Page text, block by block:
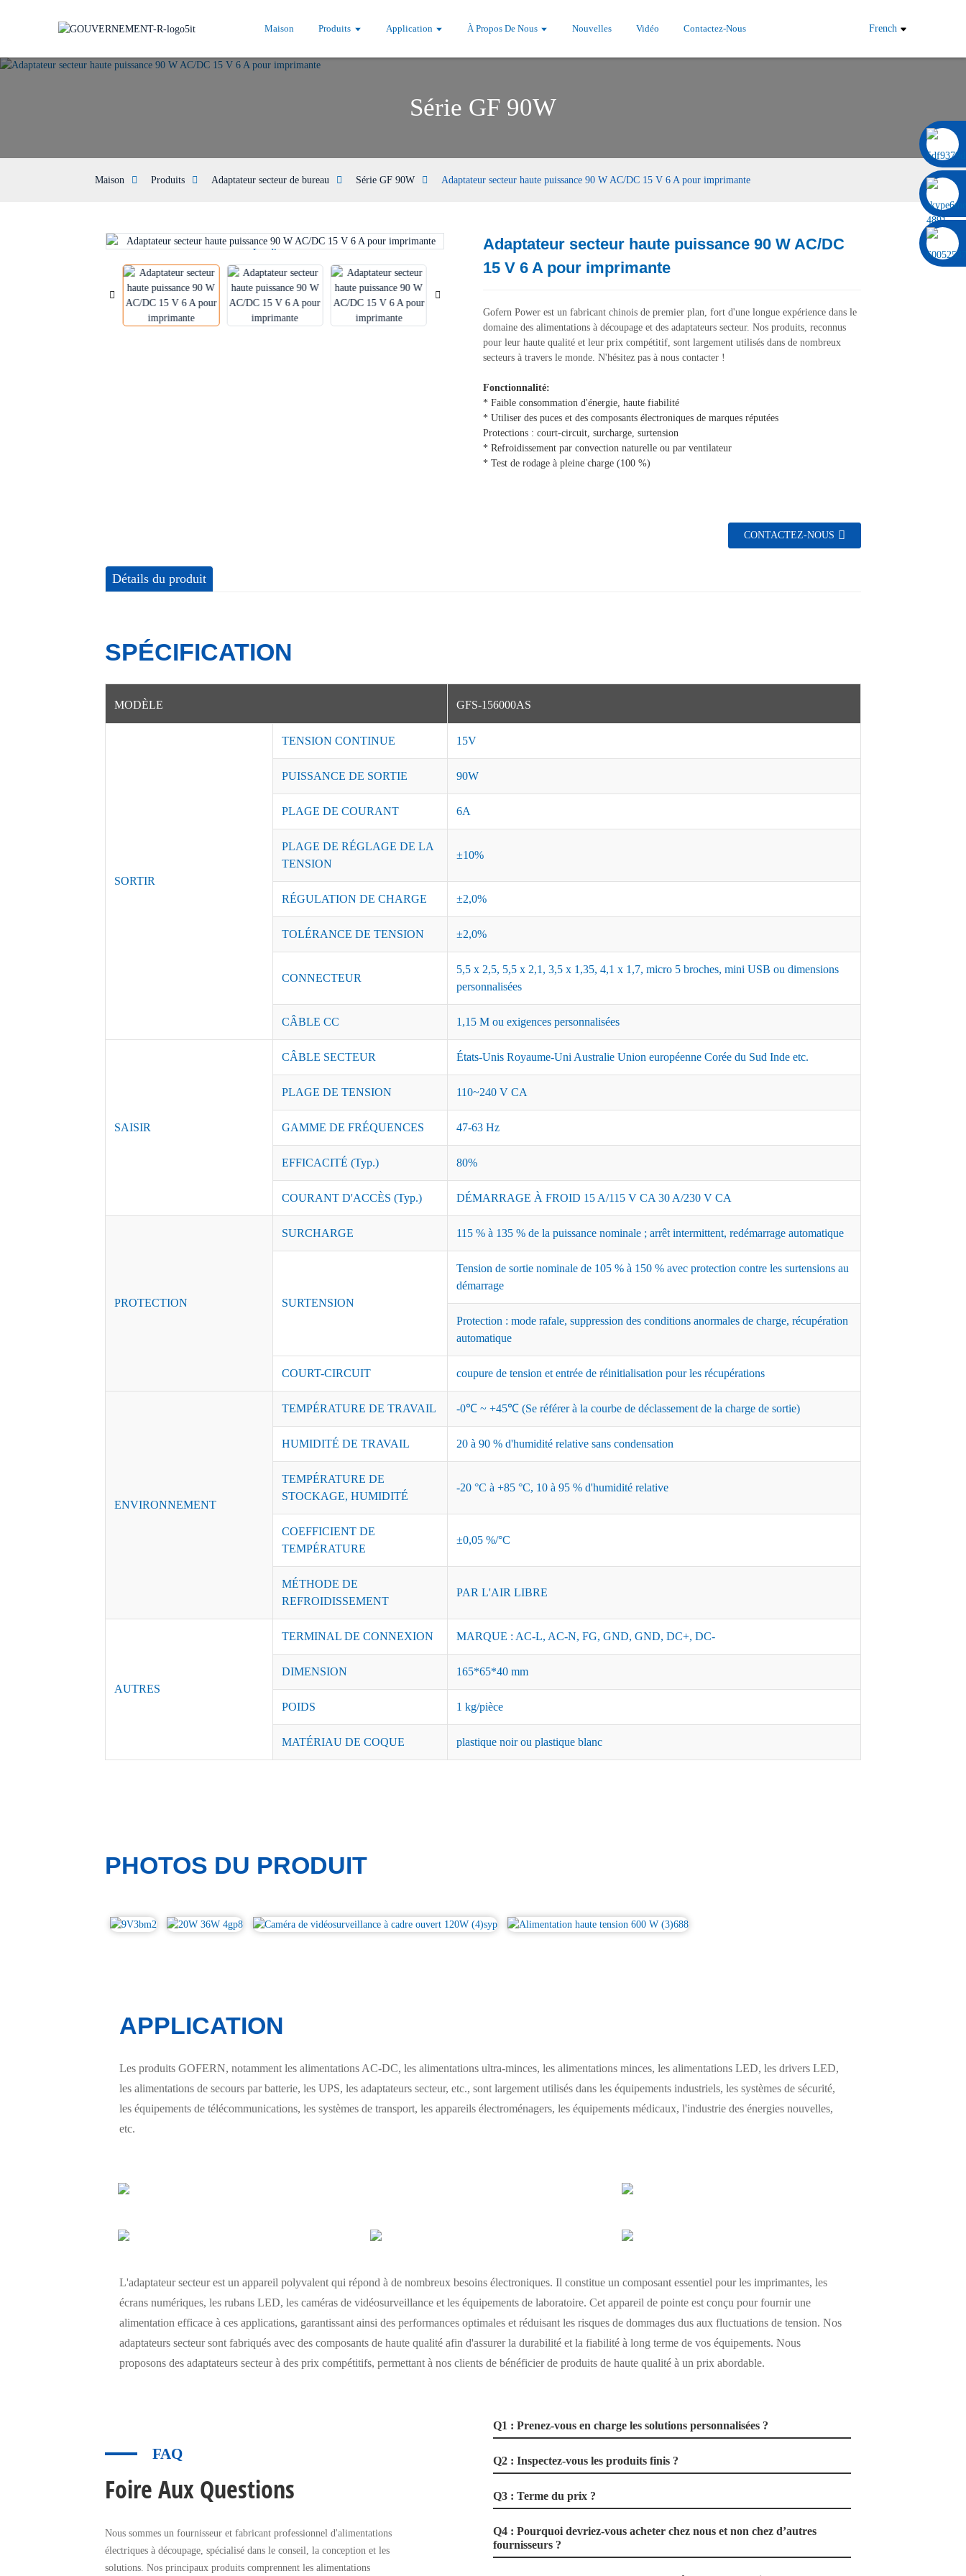
Maison Produits Application À Propos De Nous Nouvelles Vidéo Contactez-Nous French
Série GF 90W
Maison Produits Adaptateur secteur de bureau Série GF 90W Adaptateur secteur haute puissance 90 W AC/DC 15 V 6 A pour imprimante
Loading...
Loading... Loading...
Loading...
Adaptateur secteur haute puissance 90 W AC/DC
15 V 6 A pour imprimante
Gofern Power est un fabricant chinois de premier plan, fort d'une longue expérience dans le
domaine des alimentations à découpage et des adaptateurs secteur. Nos produits, reconnus
pour leur haute qualité et leur prix compétitif, sont largement utilisés dans de nombreux
secteurs à travers le monde. N'hésitez pas à nous contacter !
Fonctionnalité:
* Faible consommation d'énergie, haute fiabilité
* Utiliser des puces et des composants électroniques de marques réputées
Protections : court-circuit, surcharge, surtension
* Refroidissement par convection naturelle ou par ventilateur
* Test de rodage à pleine charge (100 %)
CONTACTEZ-NOUS
Détails du produit
SPÉCIFICATION
MODÈLE GFS-156000AS
SORTIR
TENSION CONTINUE 15V
PUISSANCE DE SORTIE 90W
PLAGE DE COURANT 6A
PLAGE DE RÉGLAGE DE LA
TENSION
±10%
RÉGULATION DE CHARGE ±2,0%
TOLÉRANCE DE TENSION ±2,0%
CONNECTEUR
5,5 x 2,5, 5,5 x 2,1, 3,5 x 1,35, 4,1 x 1,7, micro 5 broches, mini USB ou dimensions
personnalisées
CÂBLE CC 1,15 M ou exigences personnalisées
SAISIR
CÂBLE SECTEUR États-Unis Royaume-Uni Australie Union européenne Corée du Sud Inde etc.
PLAGE DE TENSION 110~240 V CA
GAMME DE FRÉQUENCES 47-63 Hz
EFFICACITÉ (Typ.) 80%
COURANT D'ACCÈS (Typ.) DÉMARRAGE À FROID 15 A/115 V CA 30 A/230 V CA
PROTECTION
SURCHARGE 115 % à 135 % de la puissance nominale ; arrêt intermittent, redémarrage automatique
SURTENSION
Tension de sortie nominale de 105 % à 150 % avec protection contre les surtensions au
démarrage
Protection : mode rafale, suppression des conditions anormales de charge, récupération
automatique
COURT-CIRCUIT coupure de tension et entrée de réinitialisation pour les récupérations
ENVIRONNEMENT
TEMPÉRATURE DE TRAVAIL -0℃ ~ +45℃ (Se référer à la courbe de déclassement de la charge de sortie)
HUMIDITÉ DE TRAVAIL 20 à 90 % d'humidité relative sans condensation
TEMPÉRATURE DE
STOCKAGE, HUMIDITÉ
-20 °C à +85 °C, 10 à 95 % d'humidité relative
COEFFICIENT DE
TEMPÉRATURE
±0,05 %/°C
MÉTHODE DE
REFROIDISSEMENT
PAR L'AIR LIBRE
AUTRES
TERMINAL DE CONNEXION MARQUE : AC-L, AC-N, FG, GND, GND, DC+, DC-
DIMENSION 165*65*40 mm
POIDS 1 kg/pièce
MATÉRIAU DE COQUE plastique noir ou plastique blanc
PHOTOS DU PRODUIT
APPLICATION
Les produits GOFERN, notamment les alimentations AC-DC, les alimentations ultra-minces, les alimentations minces, les alimentations LED, les drivers LED,
les alimentations de secours par batterie, les UPS, les adaptateurs secteur, etc., sont largement utilisés dans les équipements industriels, les systèmes de sécurité,
les équipements de télécommunications, les systèmes de transport, les appareils électroménagers, les équipements médicaux, l'industrie des énergies nouvelles,
etc.
L'adaptateur secteur est un appareil polyvalent qui répond à de nombreux besoins électroniques. Il constitue un composant essentiel pour les imprimantes, les
écrans numériques, les rubans LED, les caméras de vidéosurveillance et les équipements de laboratoire. Cet appareil de pointe est conçu pour fournir une
alimentation efficace à ces applications, garantissant ainsi des performances optimales et réduisant les risques de dommages dus aux fluctuations de tension. Nos
adaptateurs secteur sont fabriqués avec des composants de haute qualité afin d'assurer la durabilité et la fiabilité à long terme de vos équipements. Nous
proposons des adaptateurs secteur à des prix compétitifs, permettant à nos clients de bénéficier de produits de haute qualité à un prix abordable.
FAQ
Foire Aux Questions
Nous sommes un fournisseur et fabricant professionnel d'alimentations
électriques à découpage, spécialisé dans le conseil, la conception et les
solutions. Nos principaux produits comprennent les alimentations
Q1 : Prenez-vous en charge les solutions personnalisées ?
Q2 : Inspectez-vous les produits finis ?
Q3 : Terme du prix ?
Q4 : Pourquoi devriez-vous acheter chez nous et non chez d’autres
fournisseurs ?